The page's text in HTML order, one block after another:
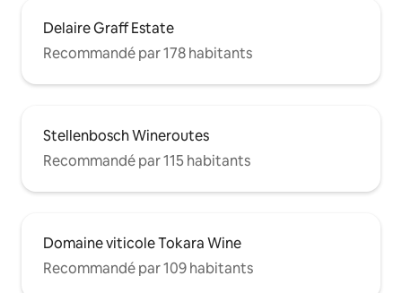
Delaire Graff Estate
Recommandé par 178 habitants
Stellenbosch Wineroutes
Recommandé par 115 habitants
Domaine viticole Tokara Wine
Recommandé par 109 habitants